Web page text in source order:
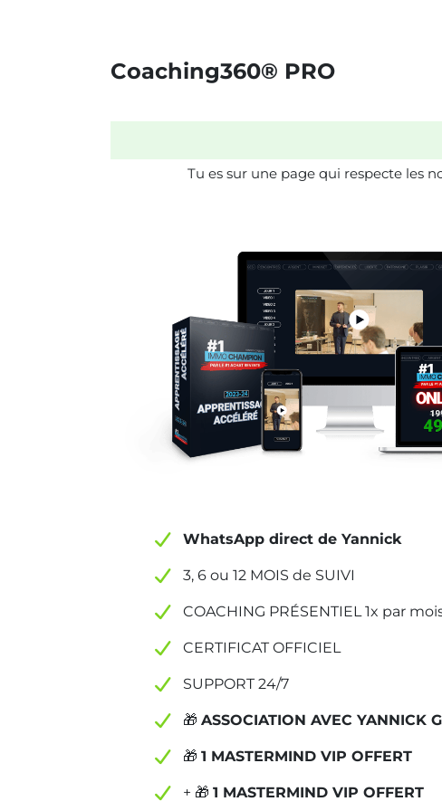
Coaching360® PRO
Tu es sur une page qui respecte les
WhatsApp direct de Yannick
3, 6 ou 12 MOIS de SUIVI
COACHING PRÉSENTIEL 1x par
CERTIFICAT OFFICIEL
SUPPORT 24/7
🎁 ASSOCIATION AVEC YANNICK
🎁 1 MASTERMIND VIP OFFERT
+ 🎁 1 MASTERMIND VIP OFFERT